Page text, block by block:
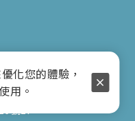
號1F
化您的體驗，
用。